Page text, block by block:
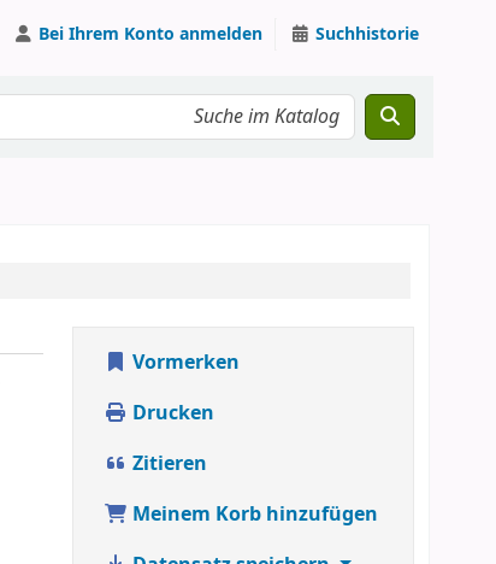
Bei Ihrem Konto anmelden Suchhistorie
Vormerken
Drucken
Zitieren
Meinem Korb hinzufügen